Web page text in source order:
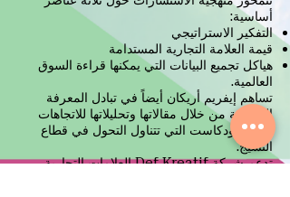
أساسية:
التفكير الاستراتيجي
قيمة العلامة التجارية المستدامة
هياكل تجميع البيانات التي يمكنها قراءة السوق
العالمية.
تساهم إيفريم أريكان أيضاً في تبادل المعرفة
الصناعية من خلال مقالاتها وتحليلاتها للاتجاهات
وبثها للبودكاست التي تتناول التحول في قطاع
النسيج.
تدعم شركة Def Kreatif العلامات التجارية